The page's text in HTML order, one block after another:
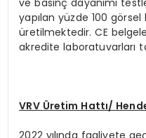
yapılan yüzde 100
üretilmektedir. CE
akredite laboratuvarları
VRV Üretim Hattı/
2022 yılında faaliyete